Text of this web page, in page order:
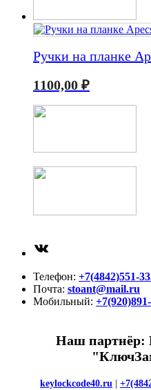
Ручки на планке
1100,00 ₽
Телефон: +7(4842)551-
Почта: stoant@mail.ru
Мобильный:
Наш партнёр:
keylockcode40.ru